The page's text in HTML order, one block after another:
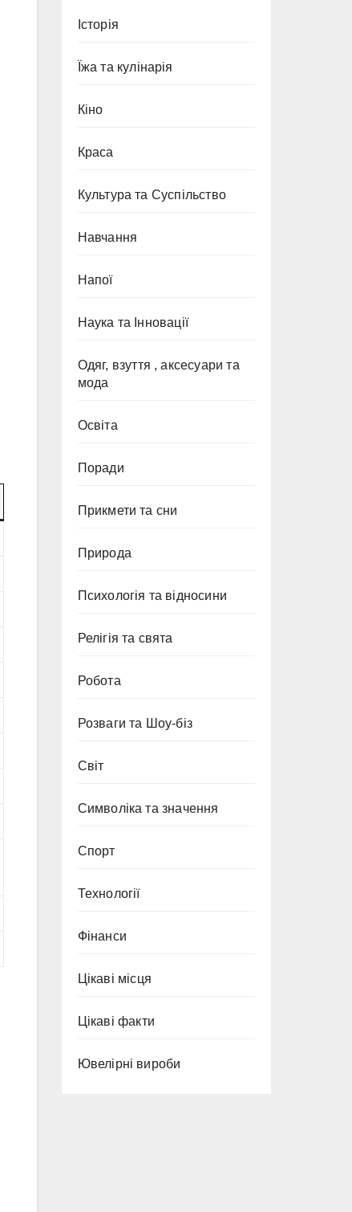
Історія
Їжа та кулінарія
Кіно
Краса
Культура та Суспільство
Навчання
Напої
Наука та Інновації
Одяг, взуття , аксесуари та
мода
Освіта
Поради
Прикмети та сни
Природа
Психологія та відносини
Релігія та свята
Робота
Розваги та Шоу-біз
Світ
Символіка та значення
Спорт
Технології
Фінанси
Цікаві місця
Цікаві факти
Ювелірні вироби